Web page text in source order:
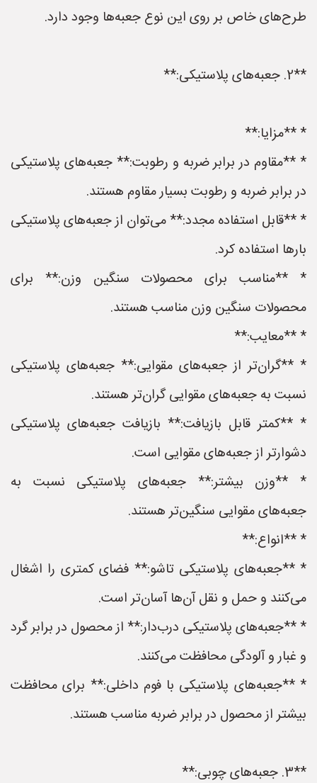
طرح‌های خاص بر روی این نوع جعبه‌ها وجود دارد.
**2. جعبه‌های پلاستیکی:**
* **مزایا:**
* **مقاوم در برابر ضربه و رطوبت:** جعبه‌های پلاستیکی
در برابر ضربه و رطوبت بسیار مقاوم هستند.
* **قابل استفاده مجدد:** می‌توان از جعبه‌های پلاستیکی
بارها استفاده کرد.
* **مناسب برای محصولات سنگین وزن:** برای
محصولات سنگین وزن مناسب هستند.
* **معایب:**
* **گران‌تر از جعبه‌های مقوایی:** جعبه‌های پلاستیکی
نسبت به جعبه‌های مقوایی گران‌تر هستند.
* **کمتر قابل بازیافت:** بازیافت جعبه‌های پلاستیکی
دشوارتر از جعبه‌های مقوایی است.
* **وزن بیشتر:** جعبه‌های پلاستیکی نسبت به
جعبه‌های مقوایی سنگین‌تر هستند.
* **انواع:**
* **جعبه‌های پلاستیکی تاشو:** فضای کمتری را اشغال
می‌کنند و حمل و نقل آن‌ها آسان‌تر است.
* **جعبه‌های پلاستیکی درب‌دار:** از محصول در برابر گرد
و غبار و آلودگی محافظت می‌کنند.
* **جعبه‌های پلاستیکی با فوم داخلی:** برای محافظت
بیشتر از محصول در برابر ضربه مناسب هستند.
**3. جعبه‌های چوبی:**